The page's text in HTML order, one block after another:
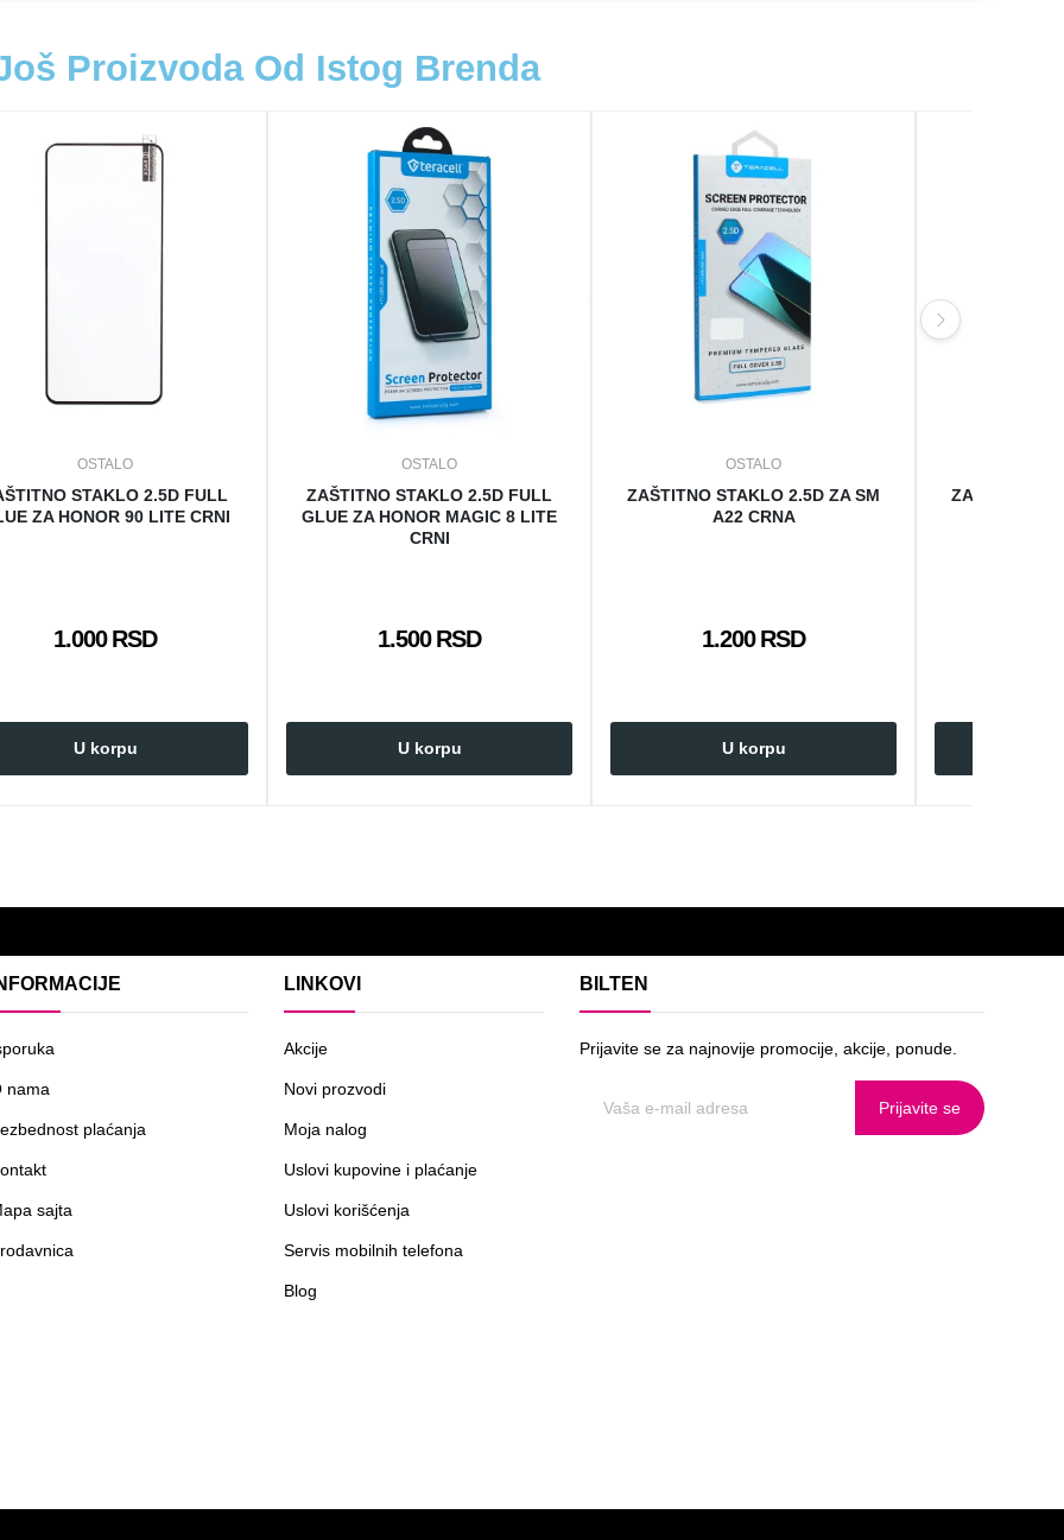
Proizvoda Od Istog Brenda
OSTALO
STAKLO 2.5D FULL
ZA HONOR 90 LITE CRNI
1.000 RSD
U korpu
OSTALO
ZAŠTITNO STAKLO 2.5D FULL
GLUE ZA HONOR MAGIC 8 LITE
CRNI
1.500 RSD
U korpu
OSTALO
ZAŠTITNO STAKLO 2.5D ZA SM
A22 CRNA
1.200 RSD
U korpu
ZAŠTITNO
nama
plaćanja
sajta
LINKOVI
Akcije
Novi prozvodi
Moja nalog
Uslovi kupovine i plaćanje
Uslovi korišćenja
Servis mobilnih telefona
Blog
BILTEN
Prijavite se za najnovije promocije, akcije, ponude.
Prijavite se